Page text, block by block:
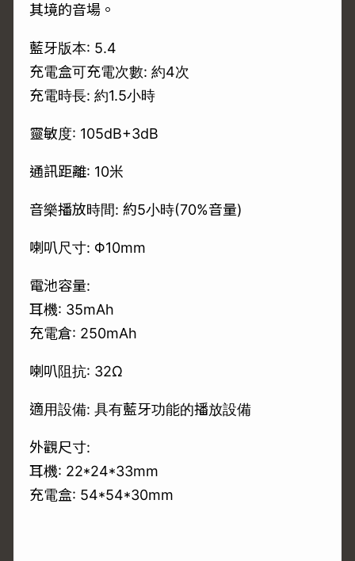
其境的音場。
藍牙版本: 5.4
充電盒可充電次數: 約4次
充電時長: 約1.5小時
靈敏度: 105dB+3dB
通訊距離: 10米
音樂播放時間: 約5小時(70%音量)
喇叭尺寸: Φ10mm
電池容量:
耳機: 35mAh
充電倉: 250mAh
喇叭阻抗: 32Ω
適用設備: 具有藍牙功能的播放設備
外觀尺寸:
耳機: 22*24*33mm
充電盒: 54*54*30mm